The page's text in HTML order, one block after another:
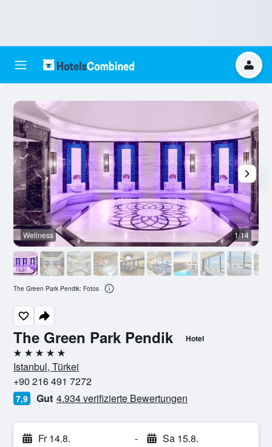
The Green Park Pendik Hotel
5 Sterne
Istanbul, Türkei
+90 216 491 7272
7,9 Gut 4.934 verifizierte Bewertungen
Fr 14.8. - Sa 15.8.
Wellness 1/14
The Green Park Pendik: Fotos